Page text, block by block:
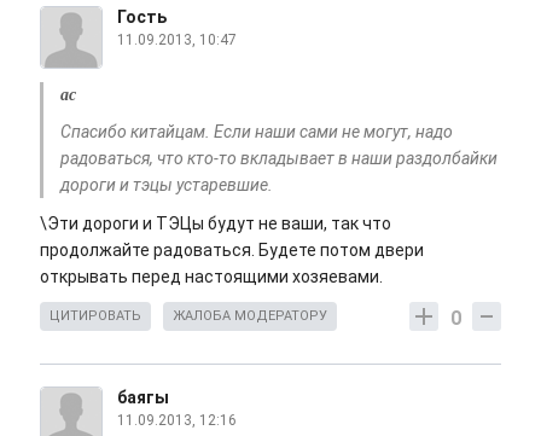
Гость
11.09.2013, 10:47
ас
Спасибо китайцам. Если наши сами не могут, надо
радоваться, что кто-то вкладывает в наши раздолбайки
дороги и тэцы устаревшие.
\Эти дороги и ТЭЦы будут не ваши, так что
продолжайте радоваться. Будете потом двери
открывать перед настоящими хозяевами.
0
ЦИТИРОВАТЬ ЖАЛОБА МОДЕРАТОРУ
баягы
11.09.2013, 12:16